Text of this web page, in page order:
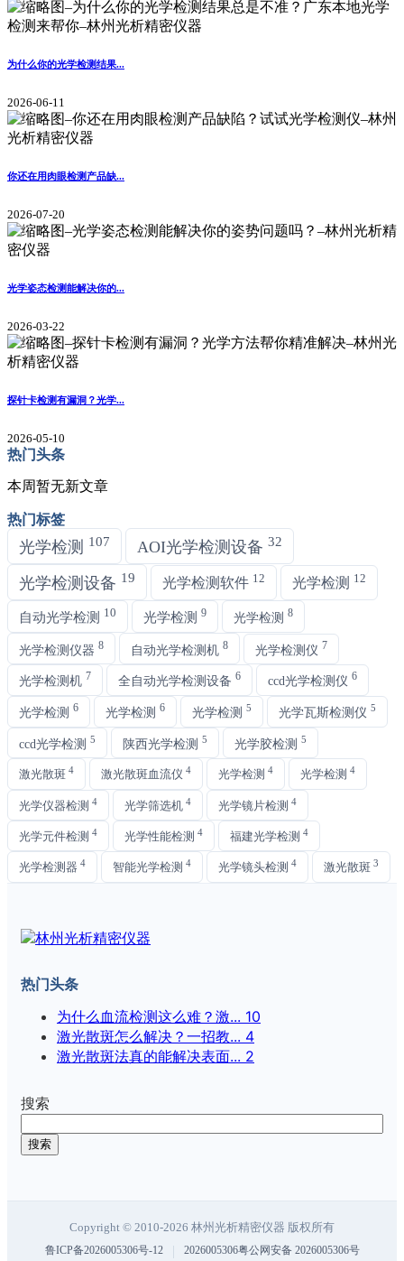
为什么你的光学检测结果...
2026-06-11
你还在用肉眼检测产品缺...
2026-07-20
光学姿态检测能解决你的...
2026-03-22
探针卡检测有漏洞？光学...
2026-05-10
热门头条
本周暂无新文章
热门标签
光学检测 107 AOI光学检测设备 32
光学检测设备 19 光学检测软件 12 光学检测 12
自动光学检测 10 光学检测 9 光学检测 8
光学检测仪器 8 自动光学检测机 8 光学检测仪 7
光学检测机 7 全自动光学检测设备 6 ccd光学检测仪 6
光学检测 6 光学检测 6 光学检测 5 光学瓦斯检测仪 5
ccd光学检测 5 陕西光学检测 5 光学胶检测 5
激光散斑 4 激光散斑血流仪 4 光学检测 4 光学检测 4
光学仪器检测 4 光学筛选机 4 光学镜片检测 4
光学元件检测 4 光学性能检测 4 福建光学检测 4
光学检测器 4 智能光学检测 4 光学镜头检测 4 激光散斑 3
热门头条
为什么血流检测这么难？激... 10
激光散斑怎么解决？一招教... 4
激光散斑法真的能解决表面... 2
搜索
搜索
Copyright © 2010-2026 林州光析精密仪器 版权所有
鲁ICP备2026005306号-12 | 2026005306粤公网安备 2026005306号